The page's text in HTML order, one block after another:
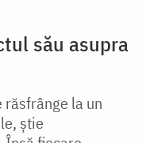
său asupra
la un
știe